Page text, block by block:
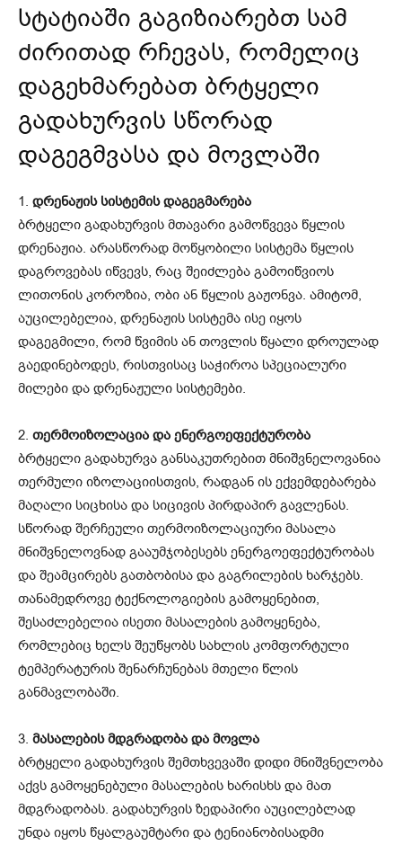
სტატიაში გაგიზიარებთ სამ
ძირითად რჩევას, რომელიც
დაგეხმარებათ ბრტყელი
გადახურვის სწორად
დაგეგმვასა და მოვლაში
1. დრენაჟის სისტემის დაგეგმარება
ბრტყელი გადახურვის მთავარი გამოწვევა წყლის
დრენაჟია. არასწორად მოწყობილი სისტემა წყლის
დაგროვებას იწვევს, რაც შეიძლება გამოიწვიოს
ლითონის კოროზია, ობი ან წყლის გაჟონვა. ამიტომ,
აუცილებელია, დრენაჟის სისტემა ისე იყოს
დაგეგმილი, რომ წვიმის ან თოვლის წყალი დროულად
გაედინებოდეს, რისთვისაც საჭიროა სპეციალური
მილები და დრენაჟული სისტემები.
2. თერმოიზოლაცია და ენერგოეფექტურობა
ბრტყელი გადახურვა განსაკუთრებით მნიშვნელოვანია
თერმული იზოლაციისთვის, რადგან ის ექვემდებარება
მაღალი სიცხისა და სიცივის პირდაპირ გავლენას.
სწორად შერჩეული თერმოიზოლაციური მასალა
მნიშვნელოვნად გააუმჯობესებს ენერგოეფექტურობას
და შეამცირებს გათბობისა და გაგრილების ხარჯებს.
თანამედროვე ტექნოლოგიების გამოყენებით,
შესაძლებელია ისეთი მასალების გამოყენება,
რომლებიც ხელს შეუწყობს სახლის კომფორტული
ტემპერატურის შენარჩუნებას მთელი წლის
განმავლობაში.
3. მასალების მდგრადობა და მოვლა
ბრტყელი გადახურვის შემთხვევაში დიდი მნიშვნელობა
აქვს გამოყენებული მასალების ხარისხს და მათ
მდგრადობას. გადახურვის ზედაპირი აუცილებლად
უნდა იყოს წყალგაუმტარი და ტენიანობისადმი